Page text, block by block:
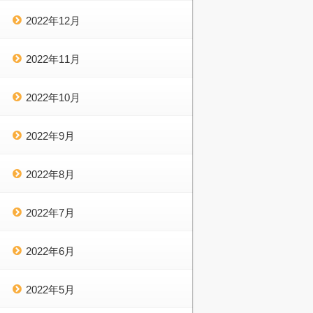
2022年12月
2022年11月
2022年10月
2022年9月
2022年8月
2022年7月
2022年6月
2022年5月